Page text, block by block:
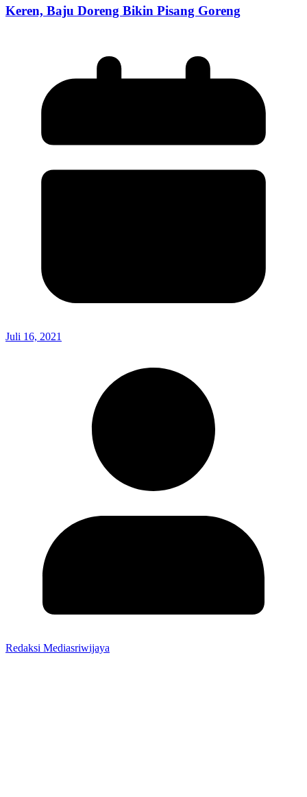
Keren, Baju Doreng Bikin Pisang Goreng
Juli 16, 2021
Redaksi Mediasriwijaya